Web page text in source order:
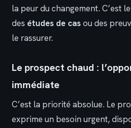
la peur du changement. C’est
des études de cas ou des
le rassurer.
Le prospect chaud :
immédiate
C’est la priorité absolue. Le
exprime un besoin urgent,